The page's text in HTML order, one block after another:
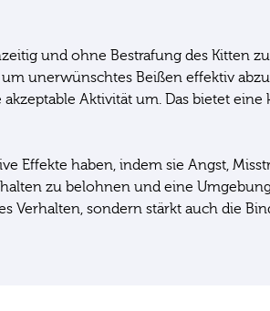
und ohne Bestrafung des Kitten
unerwünschtes Beißen effektiv
Aktivität um. Das bietet
Effekte haben, indem sie Angst,
zu belohnen und eine
Verhalten, sondern stärkt auch die